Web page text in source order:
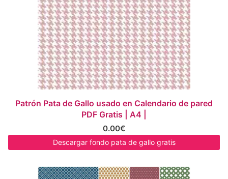
Patrón Pata de Gallo usado en Calendario de pared
PDF Gratis | A4 |
0.00€
Descargar fondo pata de gallo gratis